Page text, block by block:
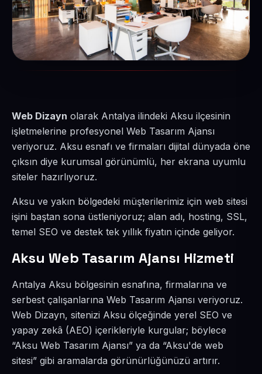
Web Dizayn olarak Antalya ilindeki Aksu ilçesinin
işletmelerine profesyonel Web Tasarım Ajansı
veriyoruz. Aksu esnafı ve firmaları dijital dünyada öne
çıksın diye kurumsal görünümlü, her ekrana uyumlu
siteler hazırlıyoruz.
Aksu ve yakın bölgedeki müşterilerimiz için web sitesi
işini baştan sona üstleniyoruz; alan adı, hosting, SSL,
temel SEO ve destek tek yıllık fiyatın içinde geliyor.
Aksu Web Tasarım Ajansı Hizmeti
Antalya Aksu bölgesinin esnafına, firmalarına ve
serbest çalışanlarına Web Tasarım Ajansı veriyoruz.
Web Dizayn, sitenizi Aksu ölçeğinde yerel SEO ve
yapay zekâ (AEO) içerikleriyle kurgular; böylece
“Aksu Web Tasarım Ajansı” ya da “Aksu'de web
sitesi” gibi aramalarda görünürlüğünüzü artırır.